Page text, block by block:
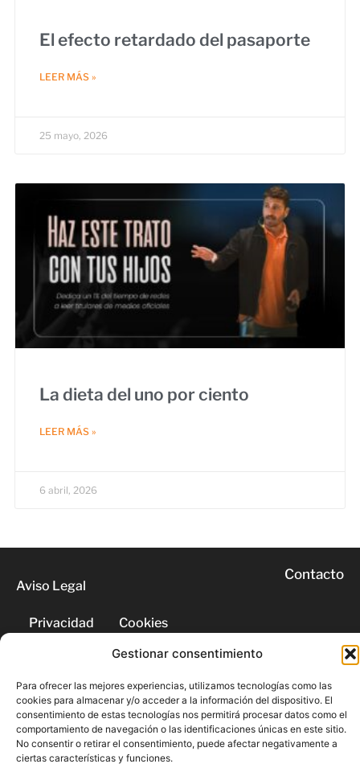
Gestionar consentimiento
Para ofrecer las mejores experiencias, utilizamos tecnologías como las
cookies para almacenar y/o acceder a la información del dispositivo. El
consentimiento de estas tecnologías nos permitirá procesar datos como el
comportamiento de navegación o las identificaciones únicas en este sitio.
No consentir o retirar el consentimiento, puede afectar negativamente a
ciertas características y funciones.
El efecto retardado del pasaporte
LEER MÁS »
25 mayo, 2026
La dieta del uno por ciento
LEER MÁS »
6 abril, 2026
Aviso Legal
Privacidad Cookies
Contacto
reservados